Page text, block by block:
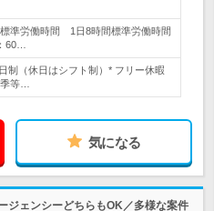
準労働時間 1日8時間標準労働時間
60…
制（休日はシフト制）* フリー休暇
等…
気になる
ジェンシーどちらもOK／多様な案件